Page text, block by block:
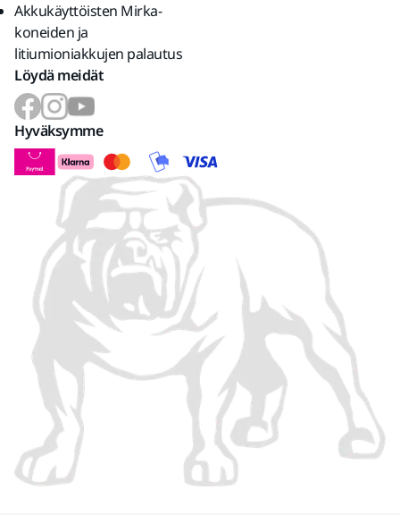
Akkukäyttöisten Mirka-
koneiden ja
litiumioniakkujen palautus
Löydä meidät
Hyväksymme